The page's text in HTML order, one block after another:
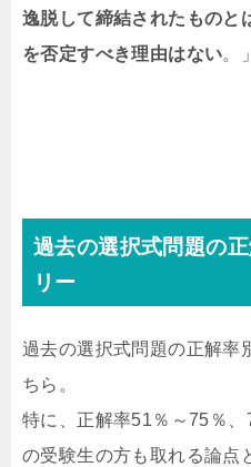
逸脱して締結されたものと
を否定すべき理由はない。」
過去の選択式問題の
リー
過去の選択式問題の正解率
ちら。
特に、正解率51％～75％
の受験生の方も取れる論点